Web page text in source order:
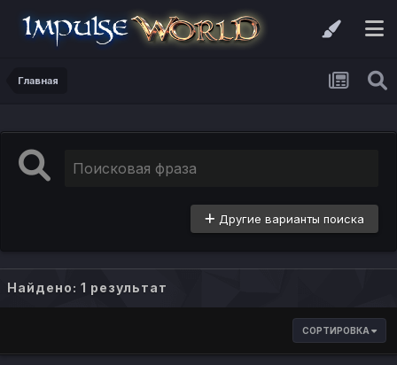
Главная
Другие варианты поиска
Найдено: 1 результат
СОРТИРОВКА